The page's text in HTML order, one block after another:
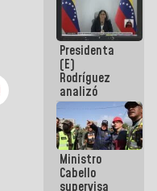
Figuera y
acuerdan
primer
encuentro
presencial
para el
diálogo
Presidenta
(E)
Rodríguez
analizó
junto a
gobernadores
planes de
recuperación
del Sistema
Eléctrico
Ministro
Cabello
supervisa